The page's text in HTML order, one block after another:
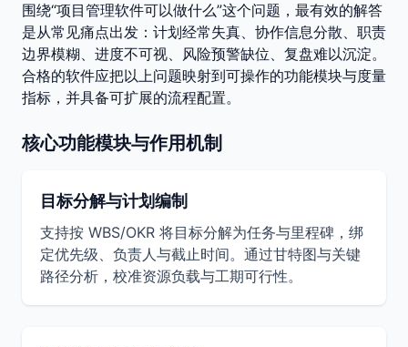
围绕“项目管理软件可以做什么”这个问题，最有效的解答
是从常见痛点出发：计划经常失真、协作信息分散、职责
边界模糊、进度不可视、风险预警缺位、复盘难以沉淀。
合格的软件应把以上问题映射到可操作的功能模块与度量
指标，并具备可扩展的流程配置。
核心功能模块与作用机制
目标分解与计划编制
支持按 WBS/OKR 将目标分解为任务与里程碑，绑
定优先级、负责人与截止时间。通过甘特图与关键
路径分析，校准资源负载与工期可行性。